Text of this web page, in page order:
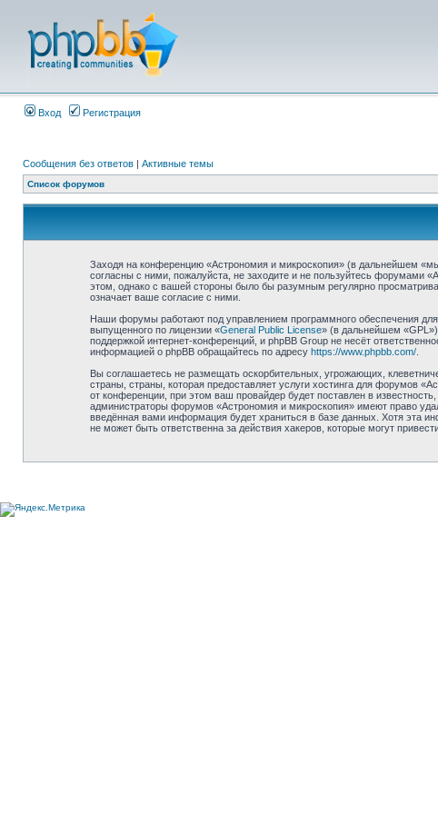
Вход Регистрация
Сообщения без ответов | Активные темы
Список форумов
Заходя на конференцию «Астрономия и микроскопия» (в дальнейшем
согласны с ними, пожалуйста, не заходите и не пользуйтесь форумами
этом, однако с вашей стороны было бы разумным регулярно
означает ваше согласие с ними.
Наши форумы работают под управлением программного обеспечения
выпущенного по лицензии «General Public License» (в дальнейшем
поддержкой интернет-конференций, и phpBB Group не несёт
информацией о phpBB обращайтесь по адресу https://www.phpbb.com/.
Вы соглашаетесь не размещать оскорбительных, угрожающих,
страны, страны, которая предоставляет услуги хостинга для форумов
от конференции, при этом ваш провайдер будет поставлен в
администраторы форумов «Астрономия и микроскопия» имеют право
введённая вами информация будет храниться в базе данных. Хотя эта
не может быть ответственна за действия хакеров, которые могут